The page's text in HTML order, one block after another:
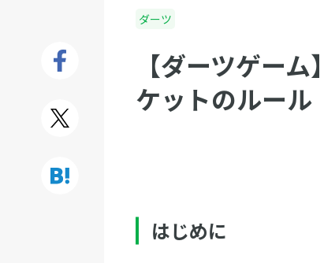
ダーツ
【ダーツゲー
ケットのルール
はじめに